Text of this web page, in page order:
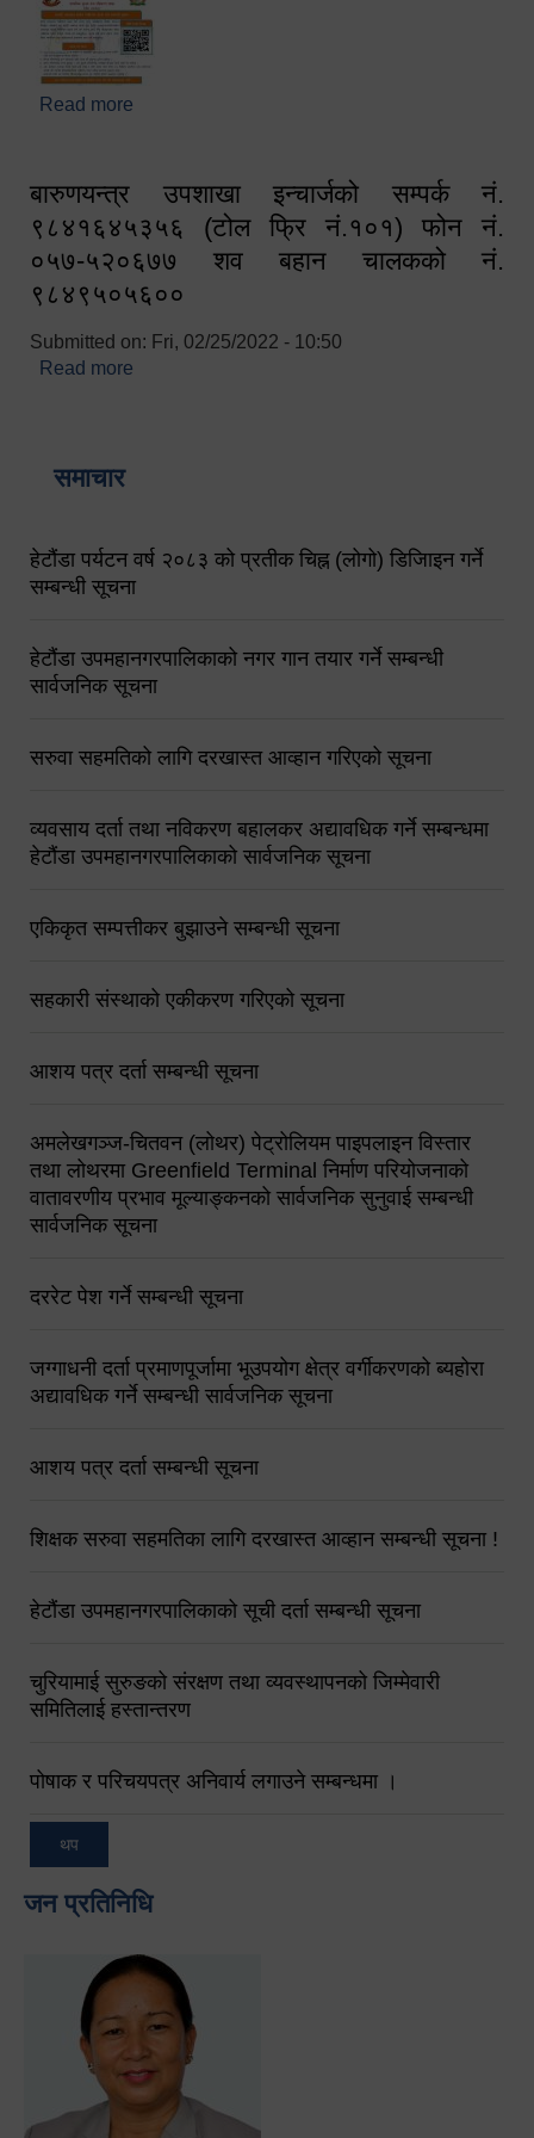
Read more
बारुणयन्त्र उपशाखा इन्चार्जको सम्पर्क नं.
९८४१६४५३५६ (टोल फ्रि नं.१०१) फोन नं.
०५७-५२०६७७ शव बहान चालकको नं.
९८४९५०५६००
Submitted on: Fri, 02/25/2022 - 10:50
Read more
समाचार
हेटौंडा पर्यटन वर्ष २०८३ को प्रतीक चिह्न (लोगो) डिजिाइन गर्ने
सम्बन्धी सूचना
हेटौंडा उपमहानगरपालिकाको नगर गान तयार गर्ने सम्बन्धी
सार्वजनिक सूचना
सरुवा सहमतिको लागि दरखास्त आव्हान गरिएको सूचना
व्यवसाय दर्ता तथा नविकरण बहालकर अद्यावधिक गर्ने सम्बन्धमा
हेटौंडा उपमहानगरपालिकाको सार्वजनिक सूचना
एकिकृत सम्पत्तीकर बुझाउने सम्बन्धी सूचना
सहकारी संस्थाको एकीकरण गरिएको सूचना
आशय पत्र दर्ता सम्बन्धी सूचना
अमलेखगञ्ज-चितवन (लोथर) पेट्रोलियम पाइपलाइन विस्तार
तथा लोथरमा Greenfield Terminal निर्माण परियोजनाको
वातावरणीय प्रभाव मूल्याङ्कनको सार्वजनिक सुनुवाई सम्बन्धी
सार्वजनिक सूचना
दररेट पेश गर्ने सम्बन्धी सूचना
जग्गाधनी दर्ता प्रमाणपूर्जामा भूउपयोग क्षेत्र वर्गीकरणको ब्यहोरा
अद्यावधिक गर्ने सम्बन्धी सार्वजनिक सूचना
आशय पत्र दर्ता सम्बन्धी सूचना
शिक्षक सरुवा सहमतिका लागि दरखास्त आव्हान सम्बन्धी सूचना !
हेटौंडा उपमहानगरपालिकाको सूची दर्ता सम्बन्धी सूचना
चुरियामाई सुरुङको संरक्षण तथा व्यवस्थापनको जिम्मेवारी
समितिलाई हस्तान्तरण
पोषाक र परिचयपत्र अनिवार्य लगाउने सम्बन्धमा ।
थप
जन प्रतिनिधि